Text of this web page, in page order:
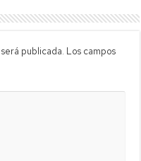
publicada. Los campos